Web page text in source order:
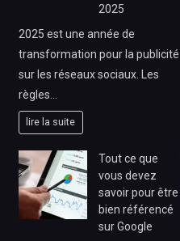
2025
2025 est une année de
transformation pour la publicité
sur les réseaux sociaux. Les
règles…
lire la suite
Tout ce que
vous devez
savoir pour être
bien référencé
sur Google